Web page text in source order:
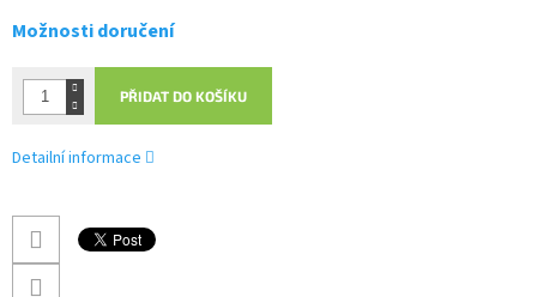
Možnosti doručení
PŘIDAT DO KOŠÍKU
Detailní informace